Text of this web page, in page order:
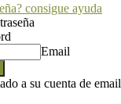
consigue ayuda
Email
a su cuenta de email